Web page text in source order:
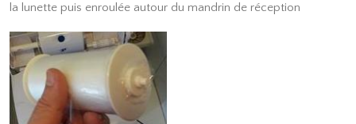
la lunette puis enroulée autour du mandrin de réception